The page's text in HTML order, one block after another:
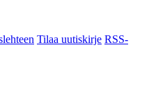
Tilaa uutiskirje RSS-